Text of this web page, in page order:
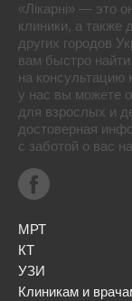
«Лікарні» — это
клиники, а также
других городов
вам быстро
на консультацию
у нас вы можете
для взрослых и
достоверная
с заботой о вас
МРТ
КТ
УЗИ
Клиникам и